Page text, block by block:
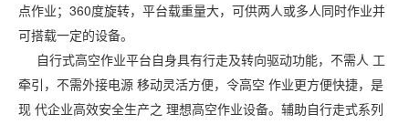
点作业；360度旋转，平台载重量大，可供两人或多人同时作业并
可搭载一定的设备。
自行式高空作业平台自身具有行走及转向驱动功能，不需人 工
牵引，不需外接电源 移动灵活方便，令高空 作业更方便快捷，是
现 代企业高效安全生产之 理想高空作业设备。辅助自行走式系列